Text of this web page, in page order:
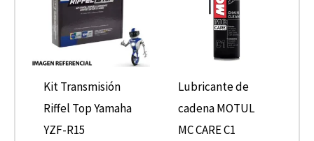
Kit Transmisión
Riffel Top Yamaha
YZF-R15
Lubricante de
cadena MOTUL
MC CARE C1